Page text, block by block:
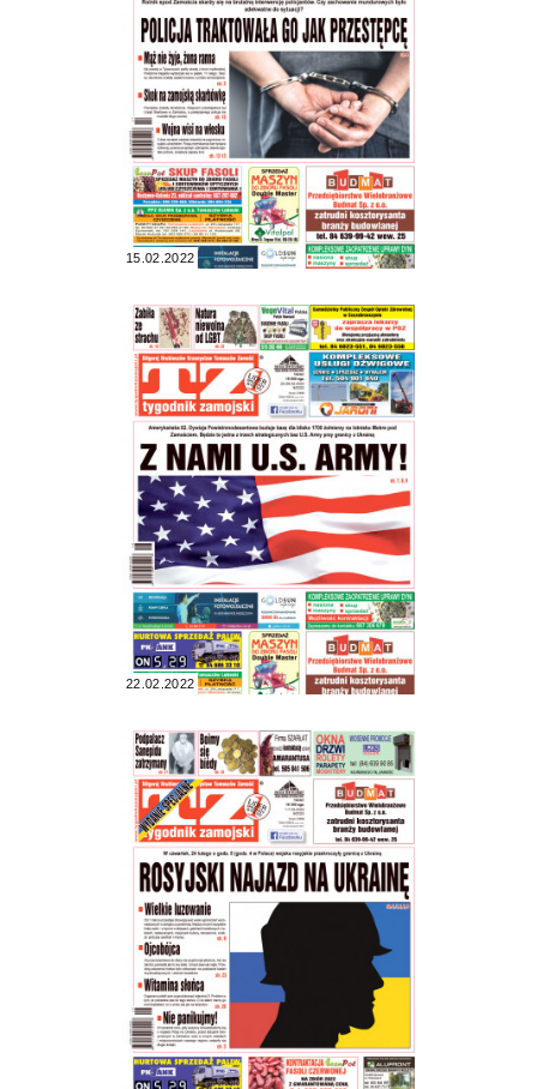
15.02.2022
22.02.2022